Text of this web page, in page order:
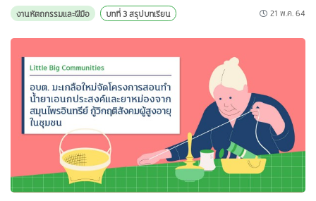
งานหัตถกรรมและฝีมือ
บทที่ 3 สรุปบทเรียน 21 พ.ค. 64